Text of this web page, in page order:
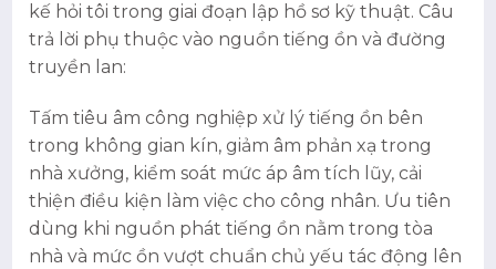
kế hỏi tôi trong giai đoạn lập hồ sơ kỹ thuật. Câu
trả lời phụ thuộc vào nguồn tiếng ồn và đường
truyền lan:
Tấm tiêu âm công nghiệp xử lý tiếng ồn bên
trong không gian kín, giảm âm phản xạ trong
nhà xưởng, kiểm soát mức áp âm tích lũy, cải
thiện điều kiện làm việc cho công nhân. Ưu tiên
dùng khi nguồn phát tiếng ồn nằm trong tòa
nhà và mức ồn vượt chuẩn chủ yếu tác động lên